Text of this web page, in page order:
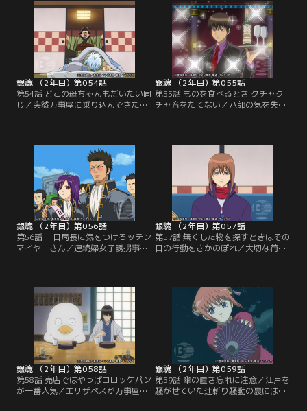
った煙幕も役に立たず、あっさりと
追い詰められてしまう新八たち。一
方銀時は、勘七郎を連れ、橋田屋敷
へと乗り込むが、アポがないために
社長＝賀兵衛に取り次いで貰えない
でいた…。【提供：バンダイチャン
ネル】
生した。ゴミに火を付ける手口に警
戒してゴミの分別が厳しくなるが、
銀時は燃えるゴミの日に雑誌を出そ
うとする。それをお登勢に見つか
り、説教をくらう銀時。お登勢の捨
てた煙草の火が…。【提供：バンダ
イチャンネル】
銀魂 （2年目）第054話
第54話 どこの母ちゃんもだいたい同
じ／突然万事屋に乗り込んできた
写真を手がかりに八郎の捜索を始め
る銀時たち。何度か整形しているこ
とを突き止め、写真に面白半分に描
き足す彼らの前を、その落書きされ
た写真にそっくりな八郎という名の
男が通り過ぎて…。【提供：バンダ
イチャンネル】
銀魂 （2年目）第055話
第55話 ものを食べるとき クチャク
チャ音をたてない／八郎の気を失わ
志郎に対し、勝男は見せしめに八郎
にドスを向けるが、銀時がそれを阻
む。そうこうしているうちに、愛犬
の子供が生まれたことで引き上げる
勝男たちに、お産と聞いたおかんは
彼らについて…。【提供：バンダイ
チャンネル】
銀魂 （2年目）第056話
第56話 一日局長に気をつけろッテン
マイヤーさん／連続婦女子誘拐事件
防犯の呼びかけとイメージアップを
図り、アイドルのお通を一日局長と
して迎える。招かれたからには責務
を果たしたいと意気込むお通は、局
中法度を手始めに真選組のイメージ
アップに取り掛かるが…。【提供：
バンダイチャンネル】
銀魂 （2年目）第057話
第57話 無くした物を探すときはその
日の行動をさかのぼれ／大切な荷物
に現れた黒ずくめの一団に、あろう
ことか荷物と金を奪われてしまっ
た。困り果てた陸奥が、奪われた荷
物と金の回収を依頼したのは！そし
て、快援隊のリーダー坂本の姿が見
えないのであった…。【提供：バン
ダイチャンネル】
銀魂 （2年目）第058話
第58話 売店ではやっぱコロッケパン
が一番人気／エリザベスが万事屋に
銀魂 （2年目）第059話
第59話 傘の置き忘れに注意／江戸を
騒がせていた辻斬り騒動の裏には、